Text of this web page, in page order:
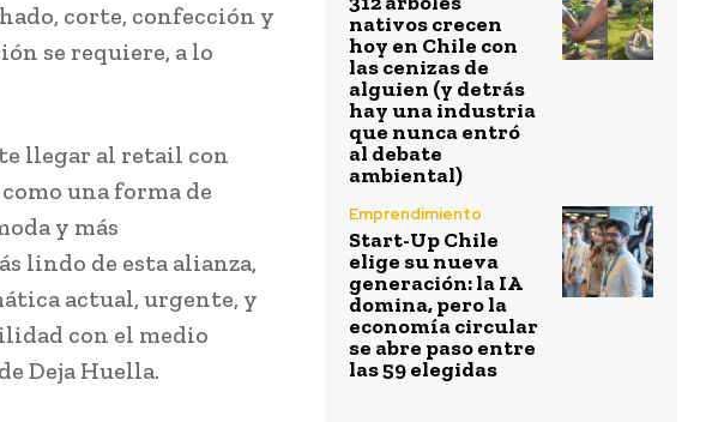
corte, confección y
se requiere, a lo
llegar al retail con
una forma de
y más
lindo de esta alianza,
actual, urgente, y
con el medio
Deja Huella.
nativos crecen
hoy en Chile con
las cenizas de
alguien (y detrás
hay una industria
que nunca entró
al debate
ambiental)
Emprendimiento
Start-Up Chile
elige su nueva
generación: la IA
domina, pero la
economía circular
se abre paso entre
las 59 elegidas